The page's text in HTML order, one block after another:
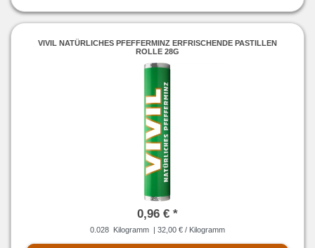
VIVIL NATÜRLICHES PFEFFERMINZ ERFRISCHENDE PASTILLEN
ROLLE 28G
0,96 € *
0.028 Kilogramm | 32,00 € / Kilogramm